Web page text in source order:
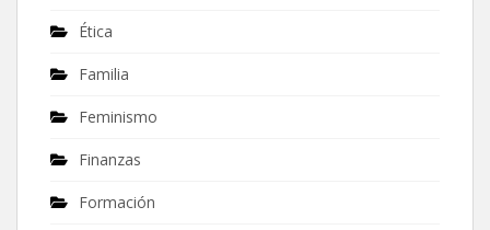
Ética
Familia
Feminismo
Finanzas
Formación